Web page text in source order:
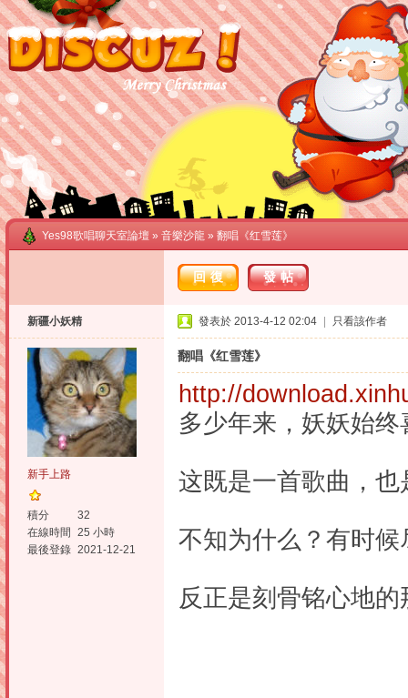
Yes98歌唱聊天室論壇 » 音樂沙龍 » 翻唱《红雪莲》
回復 發帖
新疆小妖精
新手上路
積分
32
在線時間
25 小時
最後登錄 2021-12-21
發表於 2013-4-12 02:04 只看該作者
翻唱《红雪莲》
http://
多少年来，妖妖始
这既是一首歌曲，
不知为什么？有时
反正是刻骨铭心地